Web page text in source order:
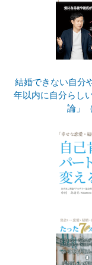
結婚できない自分
年以内に自分らし
論」